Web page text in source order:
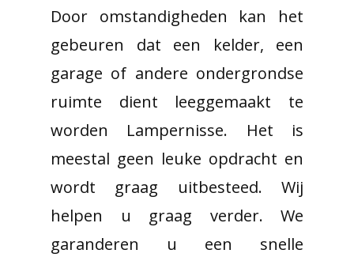
Door omstandigheden kan het
gebeuren dat een kelder, een
garage of andere ondergrondse
ruimte dient leeggemaakt te
worden Lampernisse. Het is
meestal geen leuke opdracht en
wordt graag uitbesteed. Wij
helpen u graag verder. We
garanderen u een snelle